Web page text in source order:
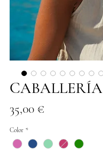
CABALLERÍA
35,00 €
Color *